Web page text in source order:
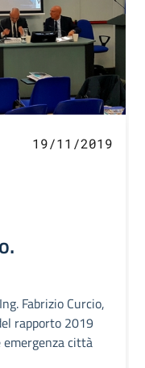
19/11/2019
Fabrizio Curcio,
rapporto 2019
emergenza città